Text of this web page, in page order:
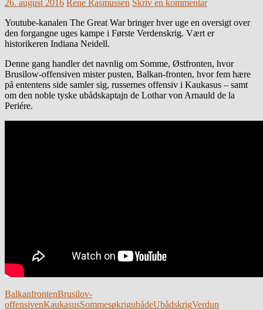
26. august 2016 Rene Rasmussen Skriv en kommentar
Youtube-kanalen The Great War bringer hver uge en oversigt over
den forgangne uges kampe i Første Verdenskrig. Vært er
historikeren Indiana Neidell.
Denne gang handler det navnlig om Somme, Østfronten, hvor
Brusilow-offensiven mister pusten, Balkan-fronten, hvor fem hære
på ententens side samler sig, russernes offensiv i Kaukasus – samt
om den noble tyske ubådskaptajn de Lothar von Arnauld de la
Periére.
BalkanfrontenBrusilov-
offensivenKaukasusSommesøkrigubådeUbådskrigVerdun